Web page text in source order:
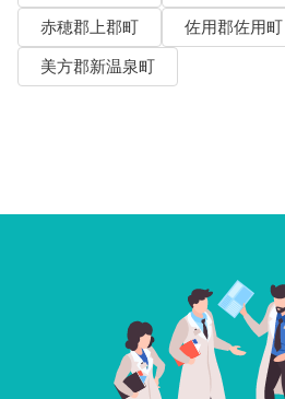
赤穂郡上郡町
佐用郡佐用町
美方郡新温泉町